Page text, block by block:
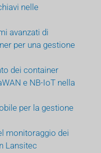
nelle
avanzati di
per una gestione
dei container
e NB-IoT nella
per la gestione
monitoraggio dei
Lansitec